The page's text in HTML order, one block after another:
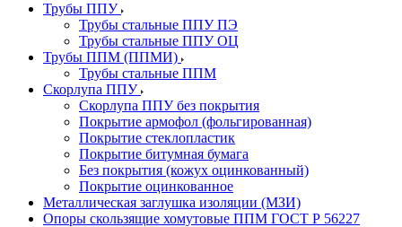
Трубы ППУ
Трубы стальные ППУ ПЭ
Трубы стальные ППУ ОЦ
Трубы ППМ (ППМИ)
Трубы стальные ППМ
Скорлупа ППУ
Скорлупа ППУ без покрытия
Покрытие армофол (фольгированная)
Покрытие стеклопластик
Покрытие битумная бумага
Без покрытия (кожух оцинкованный)
Покрытие оцинкованное
Металлическая заглушка изоляции (МЗИ)
Опоры скользящие хомутовые ППМ ГОСТ Р 56227